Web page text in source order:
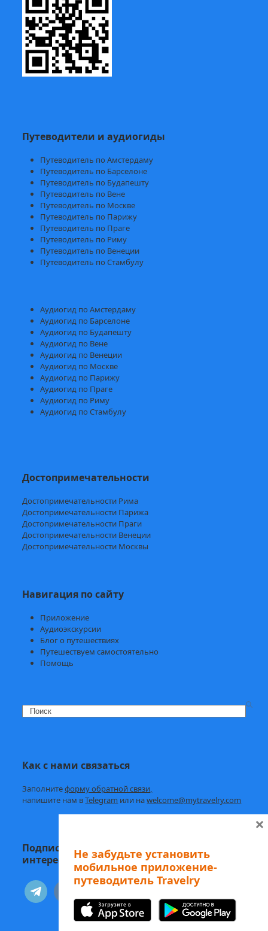
Путеводители и аудиогиды
Путеводитель по Амстердаму
Путеводитель по Барселоне
Путеводитель по Будапешту
Путеводитель по Вене
Путеводитель по Москве
Путеводитель по Парижу
Путеводитель по Праге
Путеводитель по Риму
Путеводитель по Венеции
Путеводитель по Стамбулу
Аудиогид по Амстердаму
Аудиогид по Барселоне
Аудиогид по Будапешту
Аудиогид по Вене
Аудиогид по Венеции
Аудиогид по Москве
Аудиогид по Парижу
Аудиогид по Праге
Аудиогид по Риму
Аудиогид по Стамбулу
Достопримечательности
Достопримечательности Рима
Достопримечательности Парижа
Достопримечательности Праги
Достопримечательности Венеции
Достопримечательности Москвы
Навигация по сайту
Приложение
Аудиоэкскурсии
Блог о путешествиях
Путешествуем самостоятельно
Помощь
Search
Как с нами связаться
Заполнитеформу обратной связи,
напишите нам вTelegram или наwelcome@mytravelry.com
Подписывайтесь на Travelry — с нами
интересно и полезно!
telegramvkontakte
Не забудьте установить
мобильное приложение-
путеводитель Travelry
×